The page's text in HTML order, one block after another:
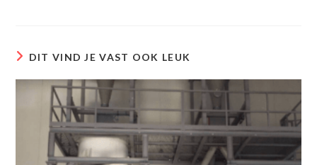
DIT VIND JE VAST OOK LEUK